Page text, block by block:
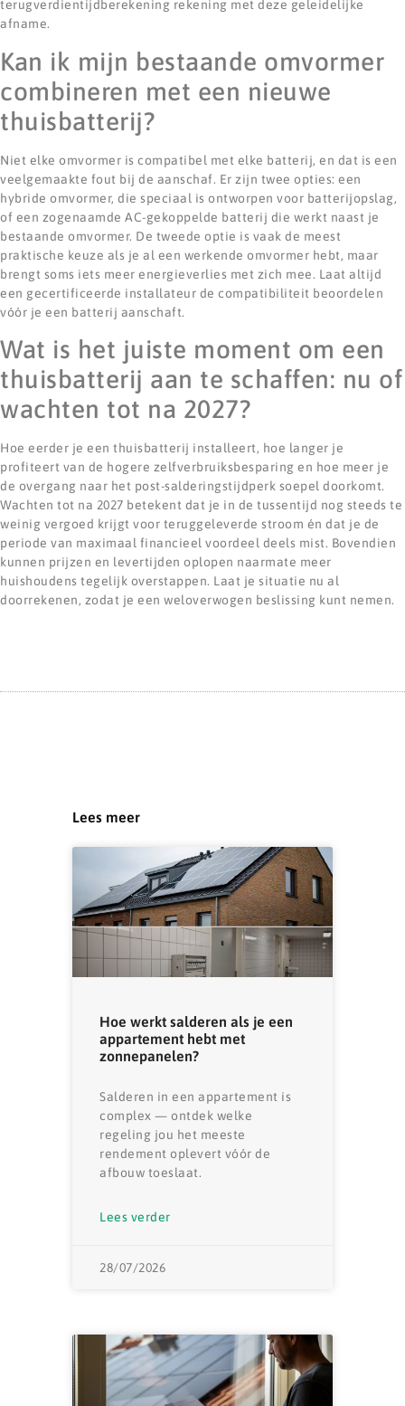
terugverdientijdberekening rekening met deze geleidelijke
afname.
Kan ik mijn bestaande omvormer
combineren met een nieuwe
thuisbatterij?
Niet elke omvormer is compatibel met elke batterij, en dat is een
veelgemaakte fout bij de aanschaf. Er zijn twee opties: een
hybride omvormer, die speciaal is ontworpen voor batterijopslag,
of een zogenaamde AC-gekoppelde batterij die werkt naast je
bestaande omvormer. De tweede optie is vaak de meest
praktische keuze als je al een werkende omvormer hebt, maar
brengt soms iets meer energieverlies met zich mee. Laat altijd
een gecertificeerde installateur de compatibiliteit beoordelen
vóór je een batterij aanschaft.
Wat is het juiste moment om een
thuisbatterij aan te schaffen: nu of
wachten tot na 2027?
Hoe eerder je een thuisbatterij installeert, hoe langer je
profiteert van de hogere zelfverbruiksbesparing en hoe meer je
de overgang naar het post-salderingstijdperk soepel doorkomt.
Wachten tot na 2027 betekent dat je in de tussentijd nog steeds te
weinig vergoed krijgt voor teruggeleverde stroom én dat je de
periode van maximaal financieel voordeel deels mist. Bovendien
kunnen prijzen en levertijden oplopen naarmate meer
huishoudens tegelijk overstappen. Laat je situatie nu al
doorrekenen, zodat je een weloverwogen beslissing kunt nemen.
Lees meer
Hoe werkt salderen als je een
appartement hebt met
zonnepanelen?
Salderen in een appartement is
complex — ontdek welke
regeling jou het meeste
rendement oplevert vóór de
afbouw toeslaat.
Lees verder
28/07/2026